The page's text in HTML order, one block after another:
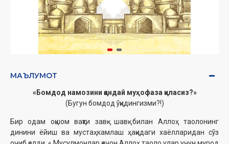
МАЪЛУМОТ
«Бомдод намозини қандай муҳофаза қиласиз?»
(Бугун бомдод ўқидингизми?!)
Бир одам оқшом вақти завқ- шавқ билан Аллоҳ таолонинг
динини ёйиш ва мустаҳкамлаш ҳақидаги хаёлларидан сўз